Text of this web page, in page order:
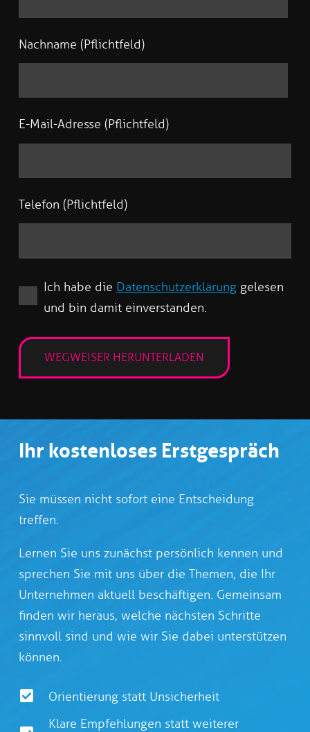
Nachname (Pflichtfeld)
E-Mail-Adresse (Pflichtfeld)
Telefon (Pflichtfeld)
Ich habe die Datenschutzerklärung gelesen
und bin damit einverstanden.
Ihr kostenloses Erstgespräch
Sie müssen nicht sofort eine Entscheidung
treffen.
Lernen Sie uns zunächst persönlich kennen und
sprechen Sie mit uns über die Themen, die Ihr
Unternehmen aktuell beschäftigen. Gemeinsam
finden wir heraus, welche nächsten Schritte
sinnvoll sind und wie wir Sie dabei unterstützen
können.
Orientierung statt Unsicherheit
Klare Empfehlungen statt weiterer